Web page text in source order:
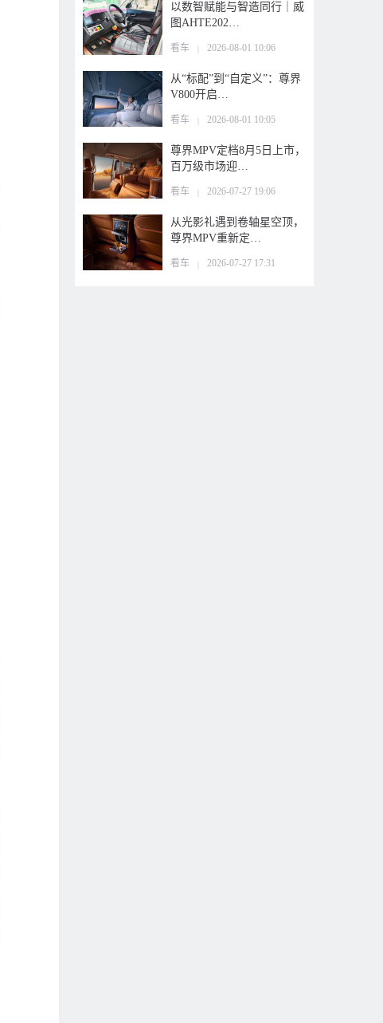
以数智赋能与智造同行｜威
图AHTE202…
看车 2026-08-01 10:06
从“标配”到“自定义”：尊界
V800开启…
看车 2026-08-01 10:05
尊界MPV定档8月5日上市，
百万级市场迎…
看车 2026-07-27 19:06
从光影礼遇到卷轴星空顶，
尊界MPV重新定…
看车 2026-07-27 17:31